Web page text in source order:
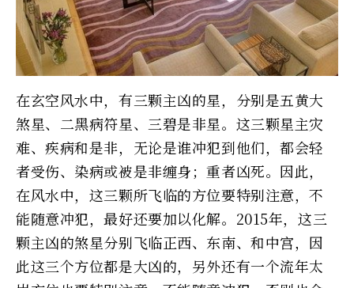
在玄空风水中，有三颗主凶的星，分别是五黄大
煞星、二黑病符星、三碧是非星。这三颗星主灾
难、疾病和是非，无论是谁冲犯到他们，都会轻
者受伤、染病或被是非缠身；重者凶死。因此，
在风水中，这三颗所飞临的方位要特别注意，不
能随意冲犯，最好还要加以化解。2015年，这三
颗主凶的煞星分别飞临正西、东南、和中宫，因
此这三个方位都是大凶的，另外还有一个流年太